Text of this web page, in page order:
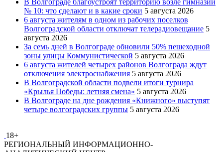
№ 10: что сделают и в какие сроки 5 августа 2026
6 августа жителям в одном из рабочих поселков
Волгоградской области отключат телерадиовещание 5
августа 2026
За семь дней в Волгограде обновили 50% пешеходной
зоны улицы Коммунистической 5 августа 2026
6 августа жителей четырех районов Волгограда ждут
отключения электроснабжения 5 августа 2026
В Волгоградской области подвели итоги турнира
«Крылья Победы: летняя смена» 5 августа 2026
В Волгограде на дне рождения «Книжного» выступят
четыре волгоградских группы 5 августа 2026
18+
РЕГИОНАЛЬНЫЙ ИНФОРМАЦИОННО-